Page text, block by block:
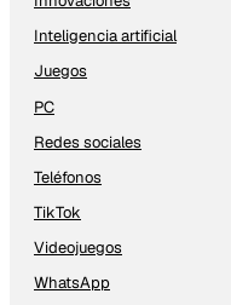
Inteligencia artificial
Juegos
PC
Redes sociales
Teléfonos
TikTok
Videojuegos
WhatsApp